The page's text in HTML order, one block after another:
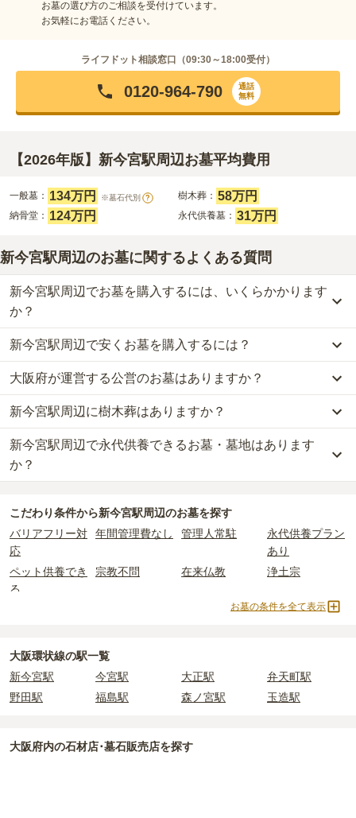
お墓の選び方のご相談を受付けています。
お気軽にお電話ください。
ライフドット相談窓口（09:30～18:00受付）
0120-964-790
通話
無料
【2026年版】新今宮駅周辺お墓平均費用
一般墓： 134万円 ※墓石代別 ? 樹木葬： 58万円
納骨堂： 124万円 永代供養墓： 31万円
新今宮駅周辺のお墓に関するよくある質問
新今宮駅周辺でお墓を購入するには、いくらかかります
か？
新今宮駅周辺での購入費用の目安は、一般墓が約280万円、樹木葬
が約58万円、納骨堂が約124万円、永代供養墓が約31万円です。
一般墓を建てる場合は、「永代使用料（土地代）」と「墓石代」の
2つが主な費用となります。
新今宮駅周辺の一般墓の永代使用料の平均は
で、墓石代は
さ・素材によって変わります。
樹木葬・納骨堂・永代供養墓は、基本的に墓石代がかからず、永代
なお、お墓によっては以下の費用が別途かかる場合があります。
・開眼法要の費用：お墓を新しく建てた際に行う儀式のための費
用。僧侶に渡すお布施がかかります。
・納骨式の費用
：お墓に遺骨を納める儀式のための費用。僧侶に渡
すお布施、会食などの費用がかかります。
：お墓の管理費。契約後、毎年発生するケースがあり
正確な費用は、区画や石材の選び方によって大きく変わるため、見
積もりを取るまで確定しません。
現地見学では、担当者に「提示金額以外にかかる費用はないか」を
内を取り寄せることができます。
新今宮駅周辺で安くお墓を購入するには？
新今宮駅周辺で一番安価なお墓は、海泉寺 納骨堂 永代供養墓
永
代供養墓で、18万円からお求めいただけます。
一般的に最も費用を抑えられるのは、他の方のご遺骨と一緒に埋葬
する「合祀墓（ごうしぼ）」と呼ばれるタイプです。個別のお墓に
比べて省スペースで管理の手間がかからないため、費用が安く設定
されています。
価格の目安は、1名あたり5万円〜30万円程度です。
新今宮駅周辺で安価なお墓を探したい場合は、
替えてお墓を探すのがおすすめです。
大阪府が運営する公営のお墓はありますか？
新今宮駅周辺には、公営の霊園の掲載がありません。
一方で、大阪府内には、県または市区町村が運営する公営の霊園が
102件あります。
公営霊園は民営の霊園と異なり、契約にあたって応募資格が設けら
主な条件として、遺骨がすでにある、該当の市区町村に一定年数以
上住んでいるなどが挙げられます。
条件を満たさない場合は、申し込み自体ができないことも多いた
め、事前の確認が重要です。
契約条件の詳細は、各霊園のページをご確認いただくか、資料請求
新今宮駅周辺に樹木葬はありますか？
新今宮駅周辺には、2件の樹木葬があります。
詳しくは、
新今宮駅周辺で永代供養できるお墓・墓地はあります
か？
詳しくは、新今宮駅周辺の永代供養の一覧をご覧ください。
こだわり条件から新今宮駅周辺のお墓を探す
バリアフリー対
応
年間管理費なし 管理人常駐
永代供養プラン
あり
ペット供養でき
る
宗教不問 在来仏教 浄土宗
永代供養墓
民営霊園
お墓の条件を全て表示
大阪環状線の駅一覧
新今宮駅
今宮駅 大正駅
弁天町駅
野田駅
福島駅 森ノ宮駅 玉造駅
大阪府内の石材店･墓石販売店を探す